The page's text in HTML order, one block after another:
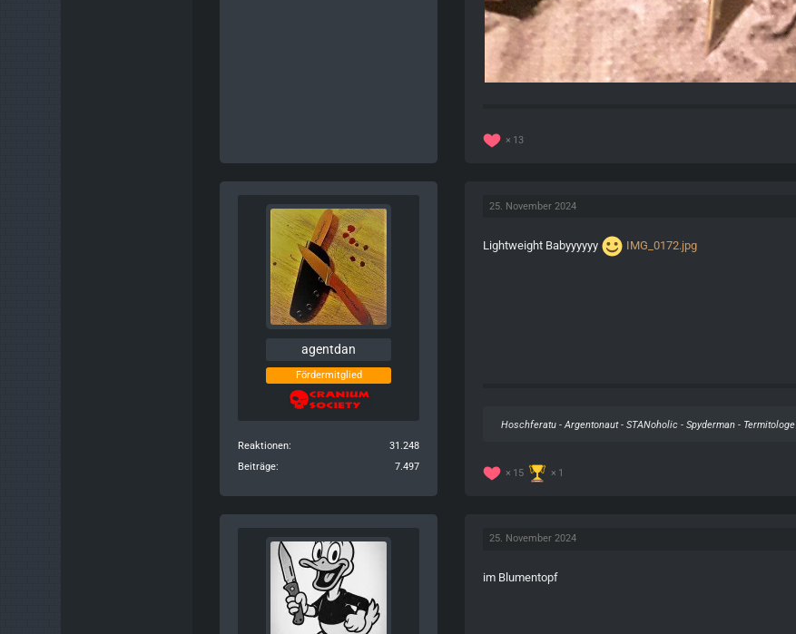
13
agentdan
Fördermitglied
Reaktionen
31.248
Beiträge
7.497
25. November 2024
Lightweight Babyyyyyy IMG_0172.jpg
Hoschferatu - Argentonaut - STANoholic - Spyderman - Termitologe
15 1
25. November 2024
im Blumentopf